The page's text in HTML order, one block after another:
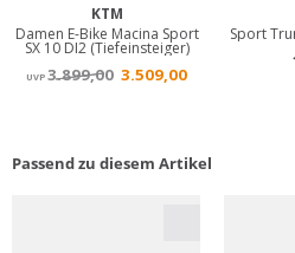
Passend zu diesem Artikel